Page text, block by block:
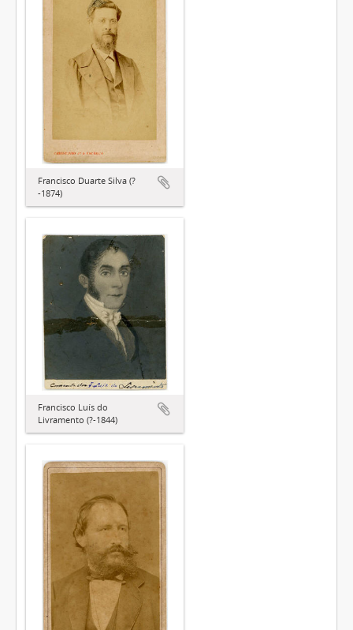
Francisco Duarte Silva (?
-1874)
Francisco Luís do
Livramento (?-1844)